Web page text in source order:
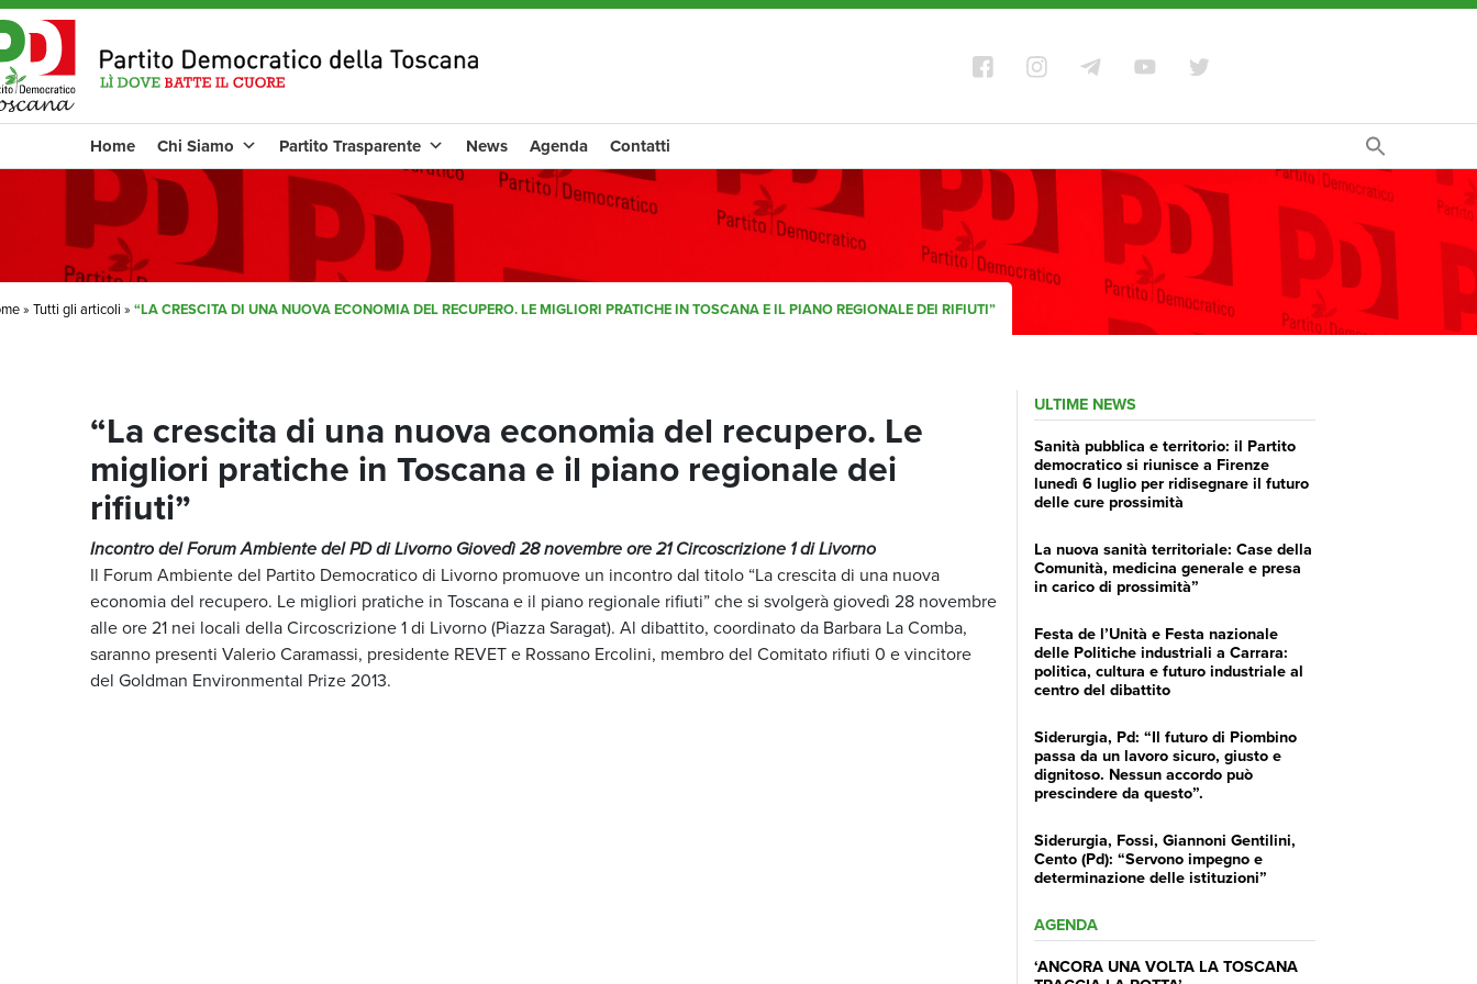
Home Chi Siamo Partito Trasparente News Agenda Contatti
» Tutti gli articoli » “LA CRESCITA DI UNA NUOVA ECONOMIA DEL RECUPERO. LE MIGLIORI PRATICHE IN TOSCANA E IL PIANO REGIONALE DEI RIFIUTI”
“La crescita di una nuova economia del recupero. Le
migliori pratiche in Toscana e il piano regionale dei
rifiuti”
Incontro del Forum Ambiente del PD di Livorno Giovedì 28 novembre ore 21 Circoscrizione 1 di Livorno
Il Forum Ambiente del Partito Democratico di Livorno promuove un incontro dal titolo “La crescita di una nuova
economia del recupero. Le migliori pratiche in Toscana e il piano regionale rifiuti” che si svolgerà giovedì 28 novembre
alle ore 21 nei locali della Circoscrizione 1 di Livorno (Piazza Saragat). Al dibattito, coordinato da Barbara La Comba,
saranno presenti Valerio Caramassi, presidente REVET e Rossano Ercolini, membro del Comitato rifiuti 0 e vincitore
del Goldman Environmental Prize 2013.
ULTIME NEWS
Sanità pubblica e territorio: il Partito
democratico si riunisce a Firenze
lunedì 6 luglio per ridisegnare il futuro
delle cure prossimità
La nuova sanità territoriale: Case della
Comunità, medicina generale e presa
in carico di prossimità”
Festa de l’Unità e Festa nazionale
delle Politiche industriali a Carrara:
politica, cultura e futuro industriale al
centro del dibattito
Siderurgia, Pd: “Il futuro di Piombino
passa da un lavoro sicuro, giusto e
dignitoso. Nessun accordo può
prescindere da questo”.
Siderurgia, Fossi, Giannoni Gentilini,
Cento (Pd): “Servono impegno e
determinazione delle istituzioni”
AGENDA
‘ANCORA UNA VOLTA LA TOSCANA